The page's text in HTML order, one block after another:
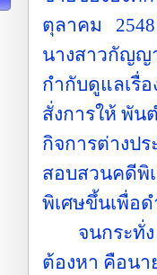
ตุลาคม
นางสาวกัญญ
กำกับดูแลเรื่
สั่งการให้ พั
กิจการต่างป
สอบสวนคดีพิ
พิเศษขึ้นเพื่อ
จนกระทั่ง
ต้องหา คือนา